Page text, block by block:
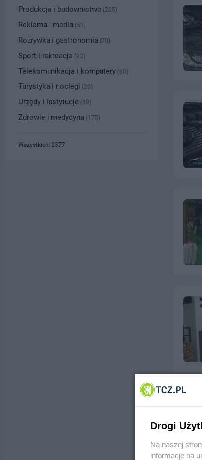
Produkcja i budownictwo (205)
Reklama i media (51)
Rozrywka i gastronomia (70)
Sport i rekreacja (23)
Telekomunikacja i komputery (60)
Turystyka i noclegi (20)
Urzędy i Instytucje (89)
Zdrowie i medycyna (175)
Wszystkich: 2377
Drogi
Na naszej
informacje na